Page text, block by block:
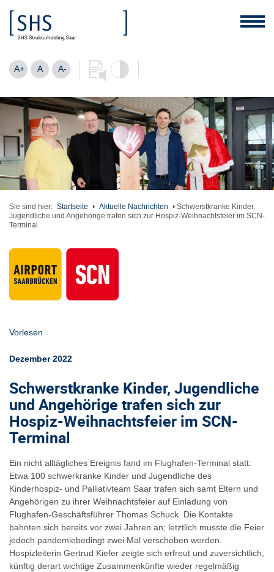
A+ A A-
Sie sind hier: Startseite • Aktuelle Nachrichten • Schwerstkranke Kinder,
Jugendliche und Angehörige trafen sich zur Hospiz-Weihnachtsfeier im SCN-
Terminal
Vorlesen
Dezember 2022
Schwerstkranke Kinder, Jugendliche
und Angehörige trafen sich zur
Hospiz-Weihnachtsfeier im SCN-
Terminal
Ein nicht alltägliches Ereignis fand im Flughafen-Terminal statt:
Etwa 100 schwerkranke Kinder und Jugendliche des
Kinderhospiz- und Palliativteam Saar trafen sich samt Eltern und
Angehörigen zu ihrer Weihnachtsfeier auf Einladung von
Flughafen-Geschäftsführer Thomas Schuck. Die Kontakte
bahnten sich bereits vor zwei Jahren an; letztlich musste die Feier
jedoch pandemiebedingt zwei Mal verschoben werden.
Hospizleiterin Gertrud Kiefer zeigte sich erfreut und zuversichtlich,
künftig derart wichtige Zusammenkünfte wieder regelmäßig